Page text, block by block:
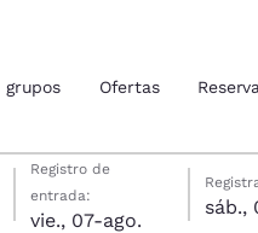
actuales
grupos Ofertas
viernes, 7 de agosto
Registro de
entrada:
vie., 07-ago.
sábado, 8 de agosto
sáb.,
sábado, 8 de agosto fecha
viernes, 7 de agosto fecha